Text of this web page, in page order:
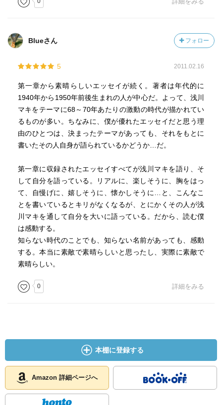
んだ女の嘆きの立場の相聞歌として歌っているようだとい
「男はセント・ジェームズ病院に女に会いにきた。女は死
んでいる。冷たい空気の部屋、白く長いたぶん解剖台の上
どこへでも好きなとこへ行ける。どこへ行っても俺みたい
な男に会えねえだろうけどよ。ああ、俺は死にてえ。俺が
死んだときには、ピカピカのエナメルの靴と金鎖の時計と
洒落た帽子をかぶせて埋葬してくれ。俺が文無しだと知れ
ないように」
Blueさん フォロー
5 2011.02.16
第一章から素晴らしいエッセイが続く。著者は年代的に
1940年から1950年前後生まれの人が中心だ。よって、浅川
マキをテーマに68～70年あたりの激動の時代が描かれてい
るものが多い。ちなみに、僕が優れたエッセイだと思う理
由のひとつは、決まったテーマがあっても、それをもとに
書いたその人自身が語られているかどうか…だ。
第一章に収録されたエッセイすべてが浅川マキを語り、そ
して自分を語っている。リアルに、楽しそうに、胸をはっ
て、自慢げに、嬉しそうに、懐かしそうに…と、こんなこ
とを書いているとキリがなくなるが、とにかくその人が浅
川マキを通して自分を大いに語っている。だから、読む僕
は感動する。
知らない時代のことでも、知らない名前があっても、感動
する。本当に素敵で素晴らしいと思ったし、実際に素敵で
素晴らしい。
0 詳細をみる
本棚に登録する
Amazon 詳細ページへ